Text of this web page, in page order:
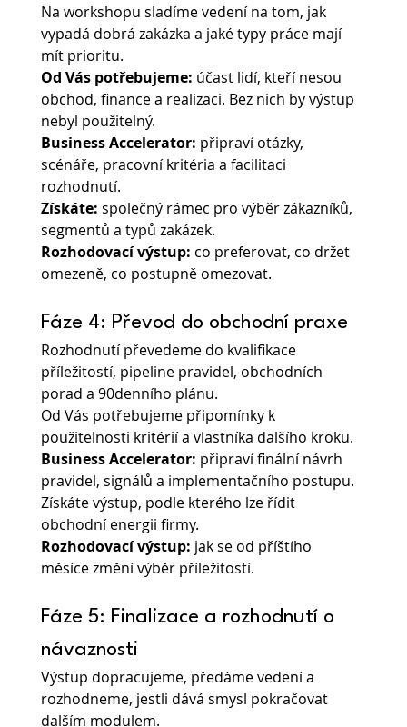
Na workshopu sladíme vedení na tom, jak
vypadá dobrá zakázka a jaké typy práce mají
mít prioritu.
Od Vás potřebujeme: účast lidí, kteří nesou
obchod, finance a realizaci. Bez nich by výstup
nebyl použitelný.
Business Accelerator: připraví otázky,
scénáře, pracovní kritéria a facilitaci
rozhodnutí.
Získáte: společný rámec pro výběr zákazníků,
segmentů a typů zakázek.
Rozhodovací výstup: co preferovat, co držet
omezeně, co postupně omezovat.
Fáze 4: Převod do obchodní praxe
Rozhodnutí převedeme do kvalifikace
příležitostí, pipeline pravidel, obchodních
porad a 90denního plánu.
Od Vás potřebujeme připomínky k
použitelnosti kritérií a vlastníka dalšího kroku.
Business Accelerator: připraví finální návrh
pravidel, signálů a implementačního postupu.
Získáte výstup, podle kterého lze řídit
obchodní energii firmy.
Rozhodovací výstup: jak se od příštího
měsíce změní výběr příležitostí.
Fáze 5: Finalizace a rozhodnutí o
návaznosti
Výstup dopracujeme, předáme vedení a
rozhodneme, jestli dává smysl pokračovat
dalším modulem.